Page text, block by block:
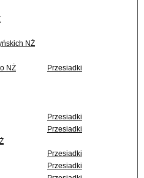
NŻ
NŻ
Przesiadki
Przesiadki
Przesiadki
Przesiadki
Przesiadki